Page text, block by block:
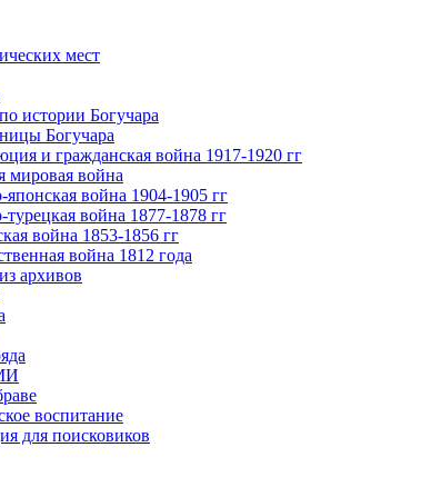
мест
истории Богучара
Богучара
и гражданская война 1917-1920 гг
мировая война
японская война 1904-1905 гг
турецкая война 1877-1878 гг
война 1853-1856 гг
война 1812 года
архивов
воспитание
для поисковиков